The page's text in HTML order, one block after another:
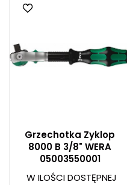
Grzechotka Zyklop
8000 B 3/8" WERA
05003550001
W ILOŚCI DOSTĘPNEJ